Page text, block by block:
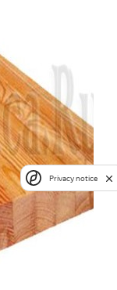
Privacy notice